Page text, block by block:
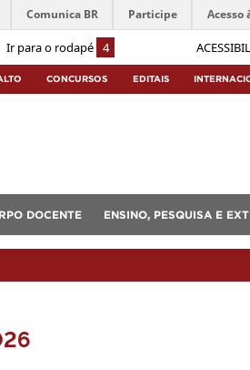
Ir para o rodapé 4
Comunica BR Participe Acesso
CONCURSOS EDITAIS
DOCENTE ENSINO, PESQUISA E